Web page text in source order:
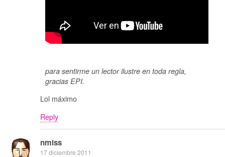
para sentirme un lector ilustre en toda regla,
gracias EPI.
Lol máximo
Reply
nmlss
17 diciembre 2011